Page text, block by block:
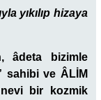
yıkılıp hizaya
âdeta bizimle
sahibi ve ÂLİM
nevi bir kozmik